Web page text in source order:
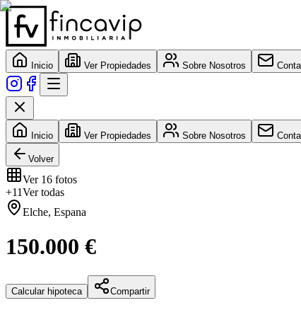
Inicio Ver Propiedades Sobre Nosotros
Inicio Ver Propiedades Sobre Nosotros
Volver
Ver 16 fotos
+11Ver todas
Elche, Espana
150.000 €
Calcular hipoteca Compartir